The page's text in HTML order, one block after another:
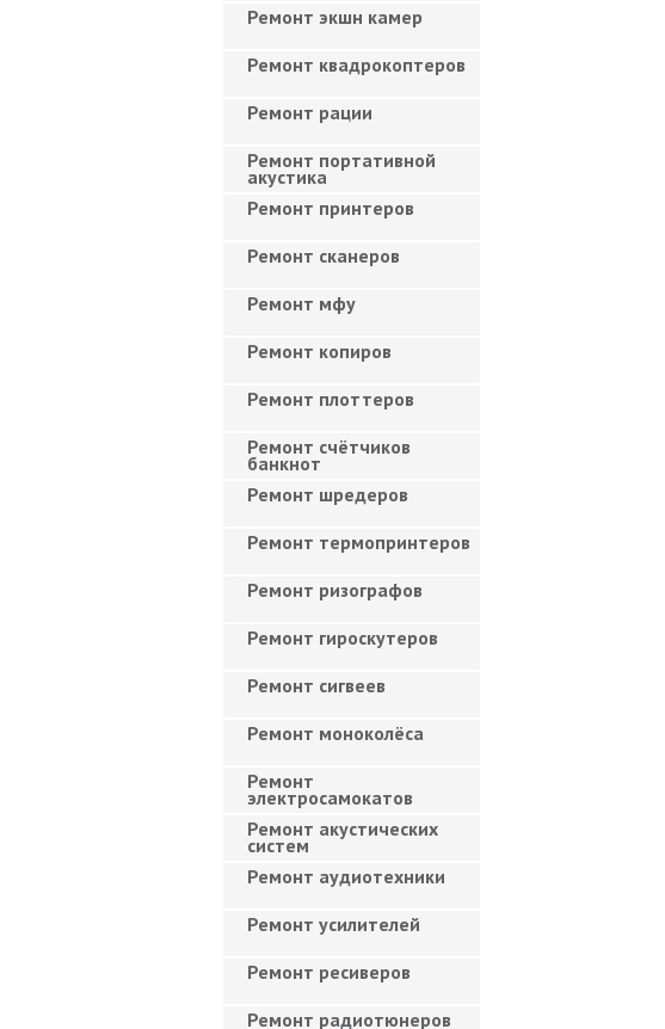
Ремонт экшн камер
Ремонт квадрокоптеров
Ремонт рации
Ремонт портативной
акустика
Ремонт принтеров
Ремонт сканеров
Ремонт мфу
Ремонт копиров
Ремонт плоттеров
Ремонт счётчиков
банкнот
Ремонт шредеров
Ремонт термопринтеров
Ремонт ризографов
Ремонт гироскутеров
Ремонт сигвеев
Ремонт моноколёса
Ремонт
электросамокатов
Ремонт акустических
систем
Ремонт аудиотехники
Ремонт усилителей
Ремонт ресиверов
Ремонт радиотюнеров